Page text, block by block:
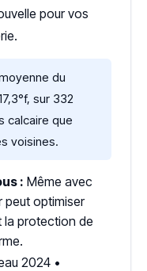
pour vos
du
sur 332
calcaire que
voisines.
: Même avec
peut optimiser
la protection de
2024 •